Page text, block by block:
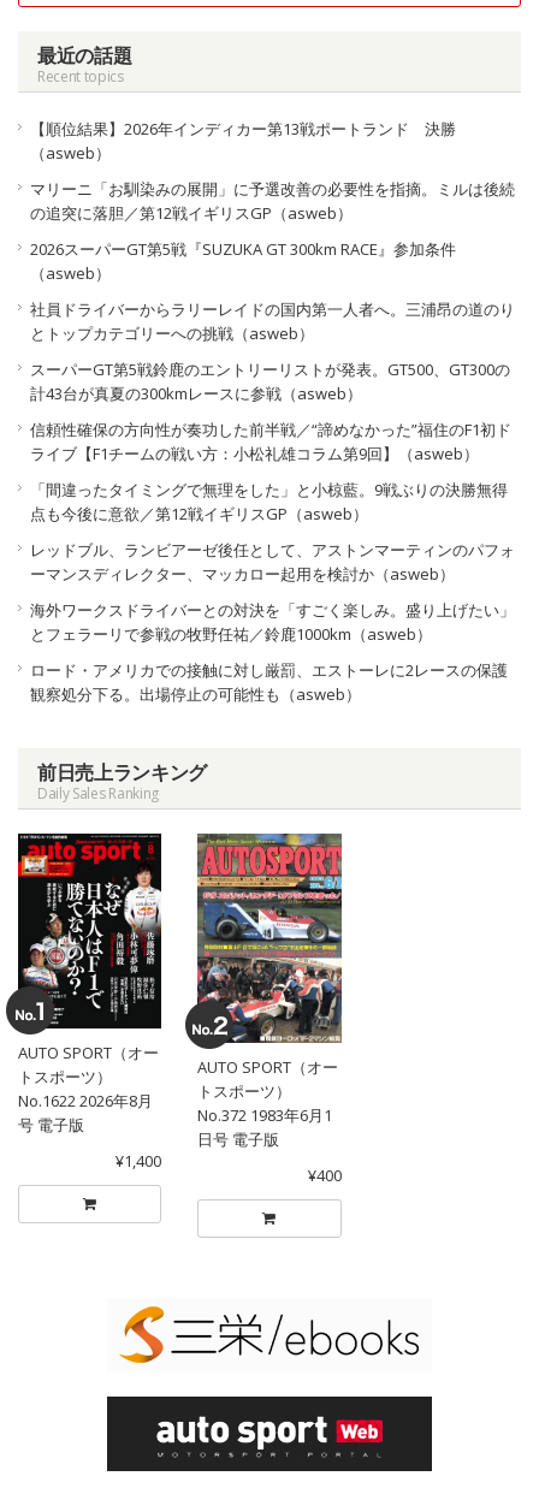
最近の話題
Recent topics
【順位結果】2026年インディカー第13戦ポートランド 決勝
（asweb）
マリーニ「お馴染みの展開」に予選改善の必要性を指摘。ミルは後続
の追突に落胆／第12戦イギリスGP（asweb）
2026スーパーGT第5戦『SUZUKA GT 300km RACE』参加条件
（asweb）
社員ドライバーからラリーレイドの国内第一人者へ。三浦昂の道のり
とトップカテゴリーへの挑戦（asweb）
スーパーGT第5戦鈴鹿のエントリーリストが発表。GT500、GT300の
計43台が真夏の300kmレースに参戦（asweb）
信頼性確保の方向性が奏功した前半戦／“諦めなかった”福住のF1初ド
ライブ【F1チームの戦い方：小松礼雄コラム第9回】（asweb）
「間違ったタイミングで無理をした」と小椋藍。9戦ぶりの決勝無得
点も今後に意欲／第12戦イギリスGP（asweb）
レッドブル、ランビアーゼ後任として、アストンマーティンのパフォ
ーマンスディレクター、マッカロー起用を検討か（asweb）
海外ワークスドライバーとの対決を「すごく楽しみ。盛り上げたい」
とフェラーリで参戦の牧野任祐／鈴鹿1000km（asweb）
ロード・アメリカでの接触に対し厳罰、エストーレに2レースの保護
観察処分下る。出場停止の可能性も（asweb）
前日売上ランキング
Daily Sales Ranking
AUTO SPORT（オー
トスポーツ）
No.1622 2026年8月
号 電子版
¥1,400
AUTO SPORT（オー
トスポーツ）
No.372 1983年6月1
日号 電子版
¥400